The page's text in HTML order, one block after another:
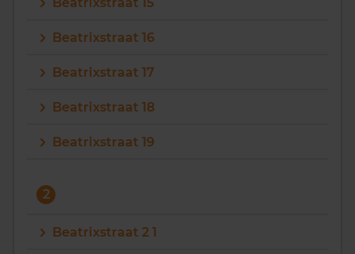
Beatrixstraat 16
Beatrixstraat 17
Beatrixstraat 18
Beatrixstraat 19
2
Beatrixstraat 2 1